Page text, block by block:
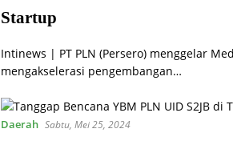
Startup
Intinews | PT PLN (Persero) menggelar
mengakselerasi pengembangan…
Daerah Sabtu, Mei 25, 2024